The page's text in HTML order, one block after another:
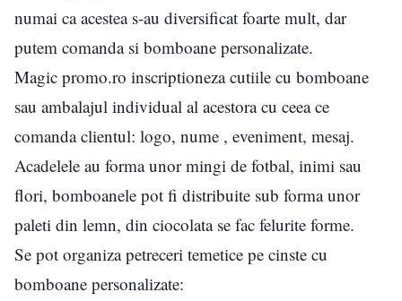
numai ca acestea s-au diversificat foarte mult, dar
putem comanda si bomboane personalizate.
Magic promo.ro inscriptioneza cutiile cu bomboane
sau ambalajul individual al acestora cu ceea ce
comanda clientul: logo, nume , eveniment, mesaj.
Acadelele au forma unor mingi de fotbal, inimi sau
flori, bomboanele pot fi distribuite sub forma unor
paleti din lemn, din ciocolata se fac felurite forme.
Se pot organiza petreceri temetice pe cinste cu
bomboane personalizate: